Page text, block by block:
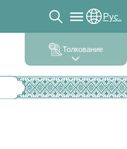
Рус.
Толкование